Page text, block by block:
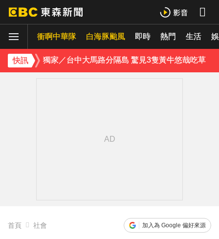
衝啊中華隊 白海豚颱風 即時 熱門 生活
快訊
醫起看／20歲男私密處驚見「白刺顆粒」醫揭真相
獨家／台中大馬路分隔島 驚見3隻黃牛悠哉吃草
15年摯愛離世！唐綺陽頭七驚見「驚人畫面」感動喊：真不是蓋的
首頁 社會 加入為 Google 偏好來源